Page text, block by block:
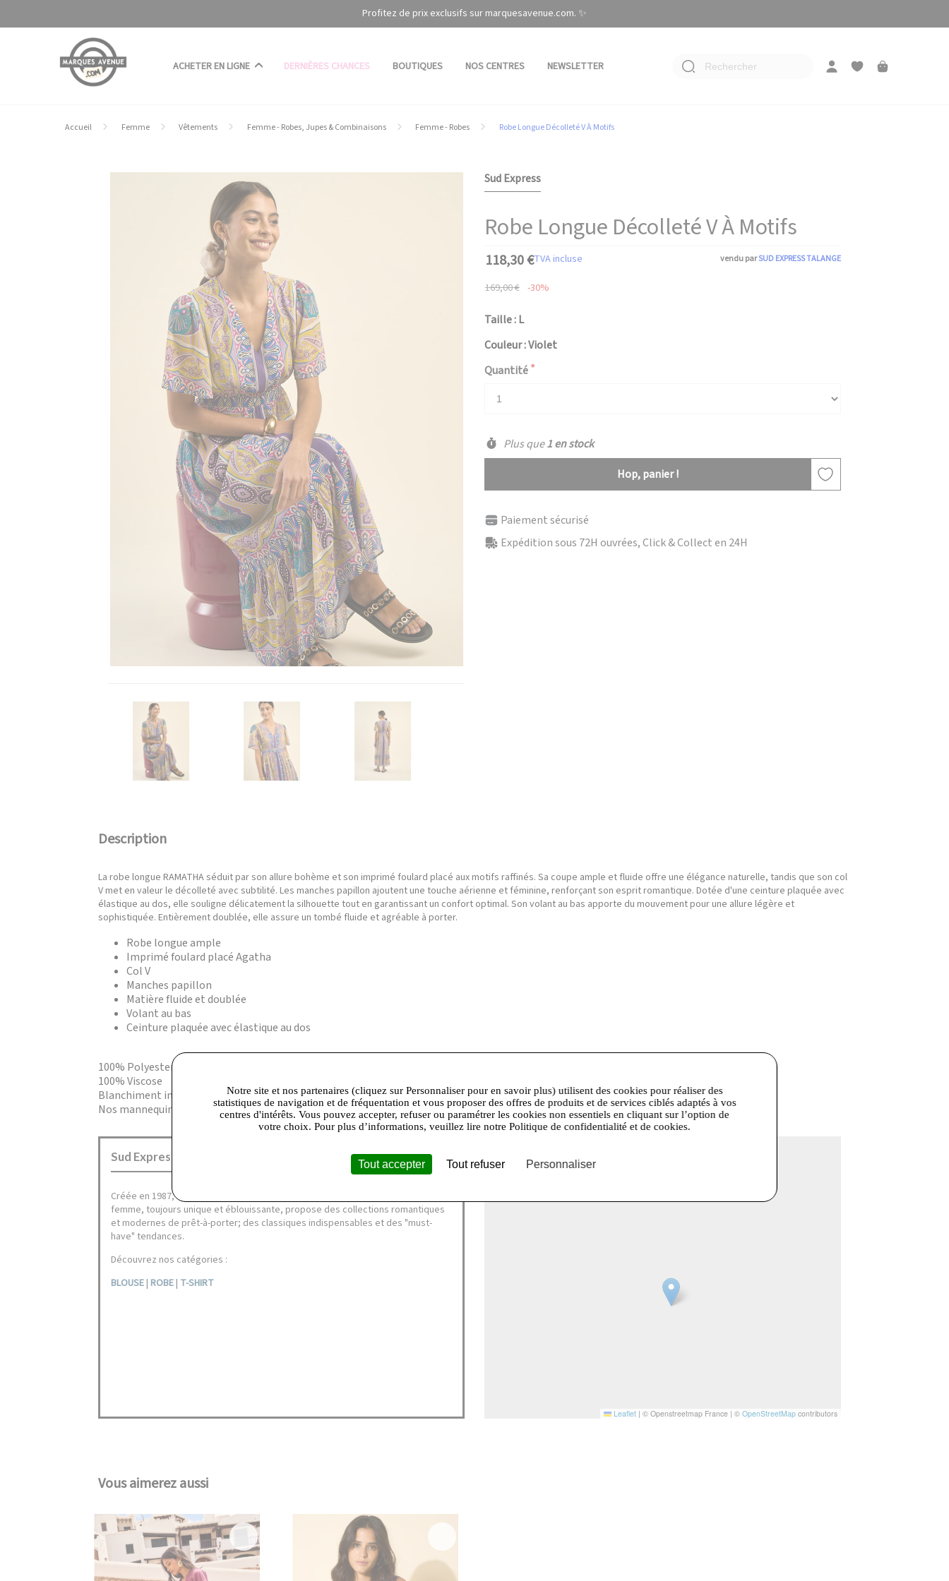
Profitez de prix exclusifs sur marquesavenue.com. ✨
ACHETER EN LIGNE DERNIÈRES CHANCES BOUTIQUES NOS CENTRES NEWSLETTER Rechercher
Accueil Femme Vêtements Femme - Robes, Jupes & Combinaisons Femme - Robes Robe Longue Décolleté V À Motifs
Sud Express
Robe Longue Décolleté V À Motifs
vendu parSUD EXPRESS TALANGE
118,30 €TVA incluse
169,00 € -30%
Taille : L
Couleur : Violet
Quantité
Plus que1 en stock
Hop, panier !
Paiement sécurisé
Expédition sous 72H ouvrées, Click & Collect en 24H
Description
La robe longue RAMATHA séduit par son allure bohème et son imprimé foulard placé aux motifs raffinés. Sa coupe ample et fluide offre une élégance naturelle, tandis que son col
V met en valeur le décolleté avec subtilité. Les manches papillon ajoutent une touche aérienne et féminine, renforçant son esprit romantique. Dotée d'une ceinture plaquée avec
élastique au dos, elle souligne délicatement la silhouette tout en garantissant un confort optimal. Son volant au bas apporte du mouvement pour une allure légère et
sophistiquée. Entièrement doublée, elle assure un tombé fluide et agréable à porter.
Robe longue ample
Imprimé foulard placé Agatha
Col V
Manches papillon
Matière fluide et doublée
Volant au bas
Ceinture plaquée avec élastique au dos
100% Polyester
100% Viscose
Blanchiment interdit,Lavage à 30° cycle délicat,Nettoyage professionnel à sec autorisé,Pas de séchage tambour,Repassage faible max 110°
Nos mannequins mesurent entre 1m70 et 1m76 et portent une taille S.
Sud Express Talange :
Créée en 1987,Sud Express
femme, toujours unique et éblouissante, propose des collections romantiques
et modernes de prêt-à-porter; des classiques indispensables et des "must-
have" tendances.
Découvrez nos catégories :
BLOUSE | ROBE | T-SHIRT
Leaflet | © Openstreetmap France | © OpenStreetMapcontributors
Vous aimerez aussi
Notre site et nos partenaires (cliquez sur Personnaliser pour en savoir plus) utilisent des cookies pour réaliser des
statistiques de navigation et de fréquentation et vous proposer des offres de produits et de services ciblés adaptés à vos
centres d'intérêts. Vous pouvez accepter, refuser ou paramétrer les cookies non essentiels en cliquant sur l’option de
votre choix. Pour plus d’informations, veuillez lire notre Politique de confidentialité et de cookies.
Tout accepter Tout refuser Personnaliser